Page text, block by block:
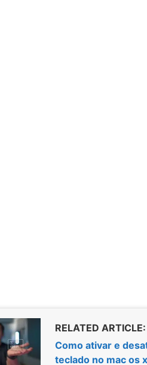
RELATED ARTICLE:
Como ativar e
teclado no mac os x